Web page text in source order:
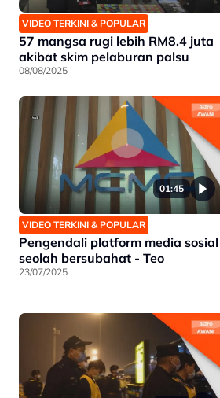
VIDEO TERKINI & POPULAR
57 mangsa rugi lebih RM8.4 juta
akibat skim pelaburan palsu
08/08/2025
01:45
VIDEO TERKINI & POPULAR
Pengendali platform media sosial
seolah bersubahat - Teo
23/07/2025